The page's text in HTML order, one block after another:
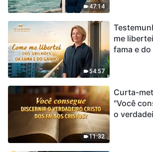
47:14
54:57
me
fama e
11:32
Curta-
"Você
o